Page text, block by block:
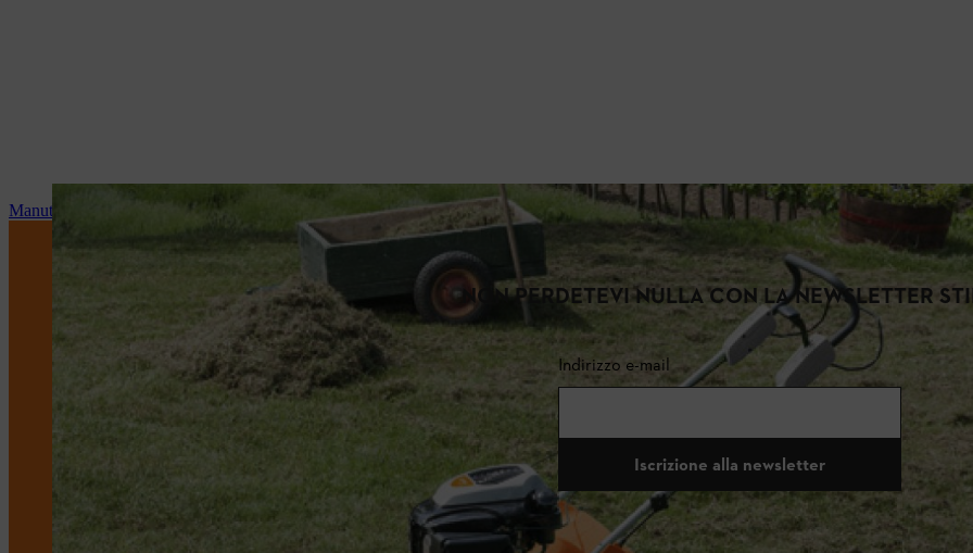
Manutenzione e riparazioni
NON PERDETEVI NULLA CON LA NEWSLETTER
Indirizzo e-mail
Iscrizione alla newsletter